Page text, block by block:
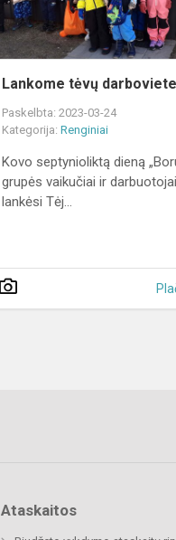
Lankome tėvų
Paskelbta: 2023-03-24
Kategorija:Renginiai
Kovo septynioliktą dieną
grupės vaikučiai ir darbuotojai
lankėsi Tėj...
Ataskaitos